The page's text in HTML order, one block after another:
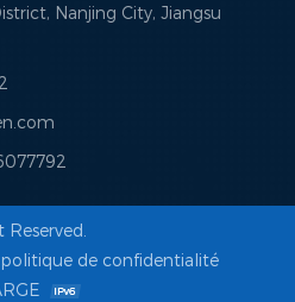
Nanjing City, Jiangsu
politique de confidentialité